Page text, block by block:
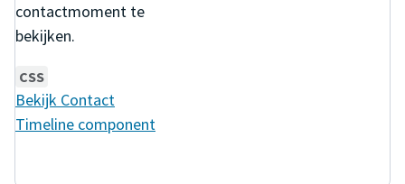
contactmoment te
bekijken.
CSS
Bekijk Contact
Timeline component